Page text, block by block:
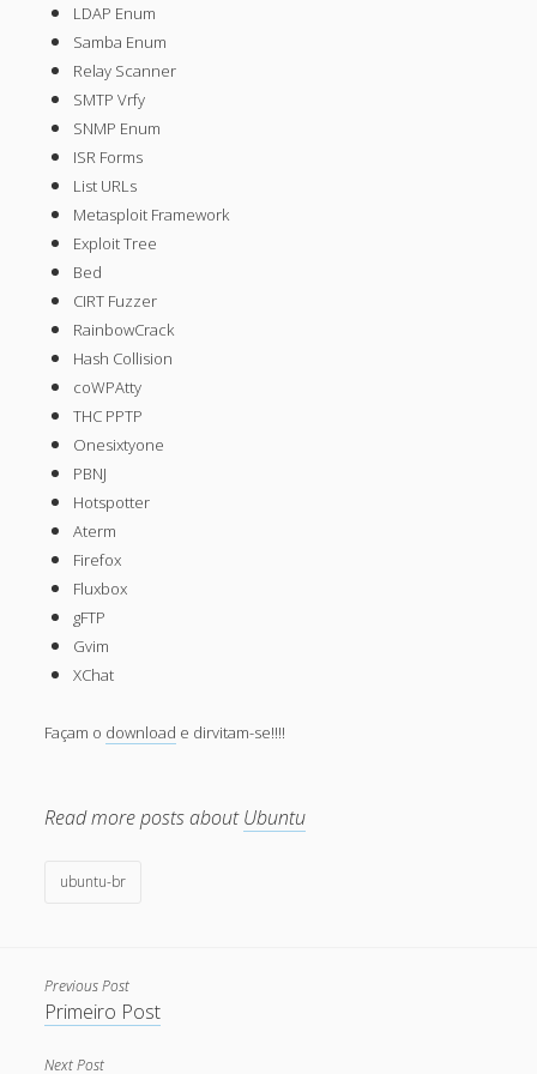
April 2022
October 2020
September 2020
August 2015
July 2015
December 2014
October 2014
January 2014
November 2013
October 2013
September 2013
June 2013
May 2013
April 2013
September 2012
July 2012
February 2012
August 2011
July 2011
LDAP Enum
Samba Enum
Relay Scanner
SMTP Vrfy
SNMP Enum
ISR Forms
List URLs
Metasploit Framework
Exploit Tree
Bed
CIRT Fuzzer
RainbowCrack
Hash Collision
coWPAtty
THC PPTP
Onesixtyone
PBNJ
Hotspotter
Aterm
Firefox
Fluxbox
gFTP
Gvim
XChat
Façam o download e dirvitam-se!!!!
Read more posts about Ubuntu
ubuntu-br
Previous Post
Primeiro Post
Next Post